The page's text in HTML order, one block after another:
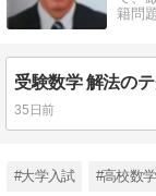
籍問
35日前
#大学入試 #高校数学